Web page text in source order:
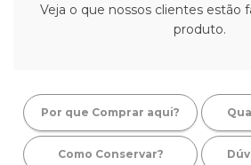
Veja o que nossos clientes estão
produto.
Por que Comprar aqui?
Como Conservar?